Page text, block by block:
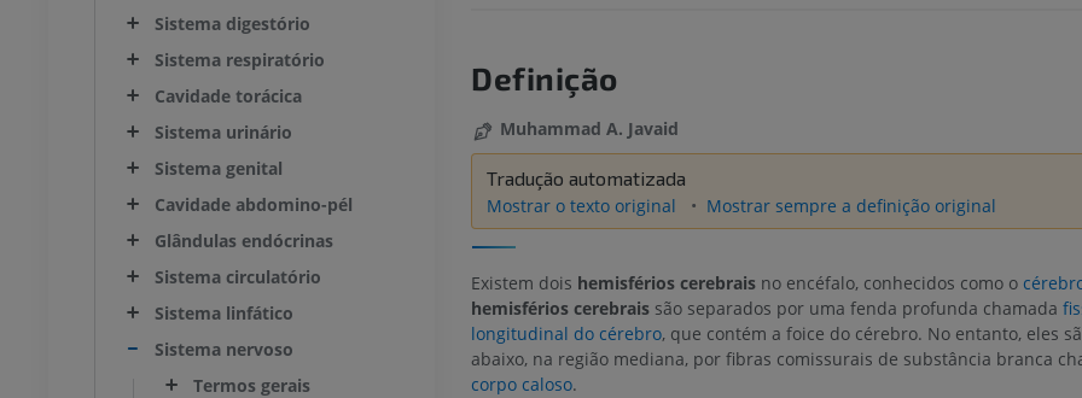
Sistema digestório
Sistema respiratório
Cavidade torácica
Sistema urinário
Sistema genital
Cavidade abdomino-pélvica
Glândulas endócrinas
Sistema circulatório
Sistema linfático
Sistema nervoso
Termos gerais
Definição
Muhammad A. Javaid
Tradução automatizada
Mostrar o texto original
Mostrar sempre a definição original
Existem dois hemisférios cerebrais no encéfalo, conhecidos como o
hemisférios cerebrais são separados por uma fenda profunda chamada
longitudinal do cérebro, que contém a foice do cérebro. No entanto, eles
abaixo, na região mediana, por fibras comissurais de substância branca
corpo caloso.